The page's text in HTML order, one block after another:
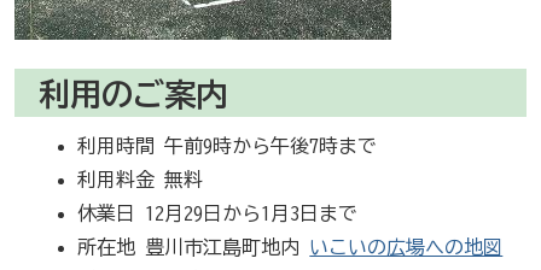
利用のご案内
利用時間 午前9時から午後7時まで
利用料金 無料
休業日 12月29日から1月3日まで
所在地 豊川市江島町地内 いこいの広場への地図